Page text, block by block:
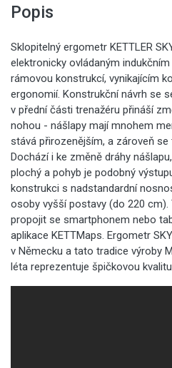
Popis
Sklopitelný ergometr KETTLER
elektronicky ovládaným
rámovou konstrukcí, vynikajícím
ergonomií. Konstrukční návrh se
v přední části trenažéru přináší
nohou - nášlapy mají mnohem
stává přirozenějším, a zároveň se
Dochází i ke změně dráhy
plochý a pohyb je podobný
konstrukci s nadstandardní
osoby vyšší postavy (do 220 cm).
propojit se smartphonem nebo
aplikace KETTMaps. Ergometr
v Německu a tato tradice výroby
léta reprezentuje špičkovou